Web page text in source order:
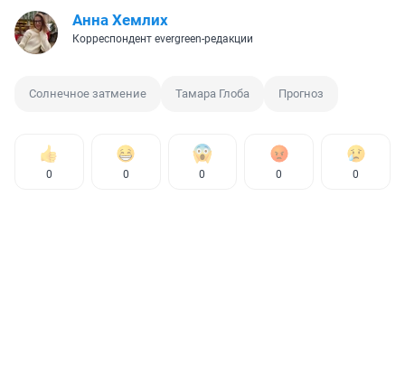
Анна Хемлих
Корреспондент evergreen-редакции
Солнечное затмение Тамара Глоба Прогноз
0 0 0 0 0